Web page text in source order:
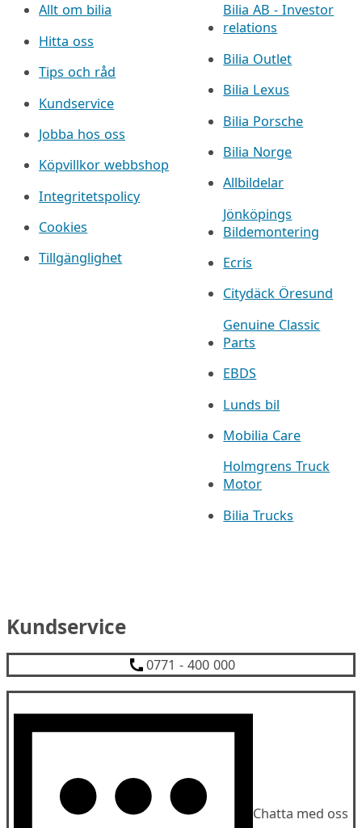
Allt om bilia
Hitta oss
Tips och råd
Kundservice
Jobba hos oss
Köpvillkor webbshop
Integritetspolicy
Cookies
Tillgänglighet
Bilia AB - Investor
relations
Bilia Outlet
Bilia Lexus
Bilia Porsche
Bilia Norge
Allbildelar
Jönköpings
Bildemontering
Ecris
Citydäck Öresund
Genuine Classic
Parts
EBDS
Lunds bil
Mobilia Care
Holmgrens Truck
Motor
Bilia Trucks
Kundservice
0771 - 400 000
Chatta med oss